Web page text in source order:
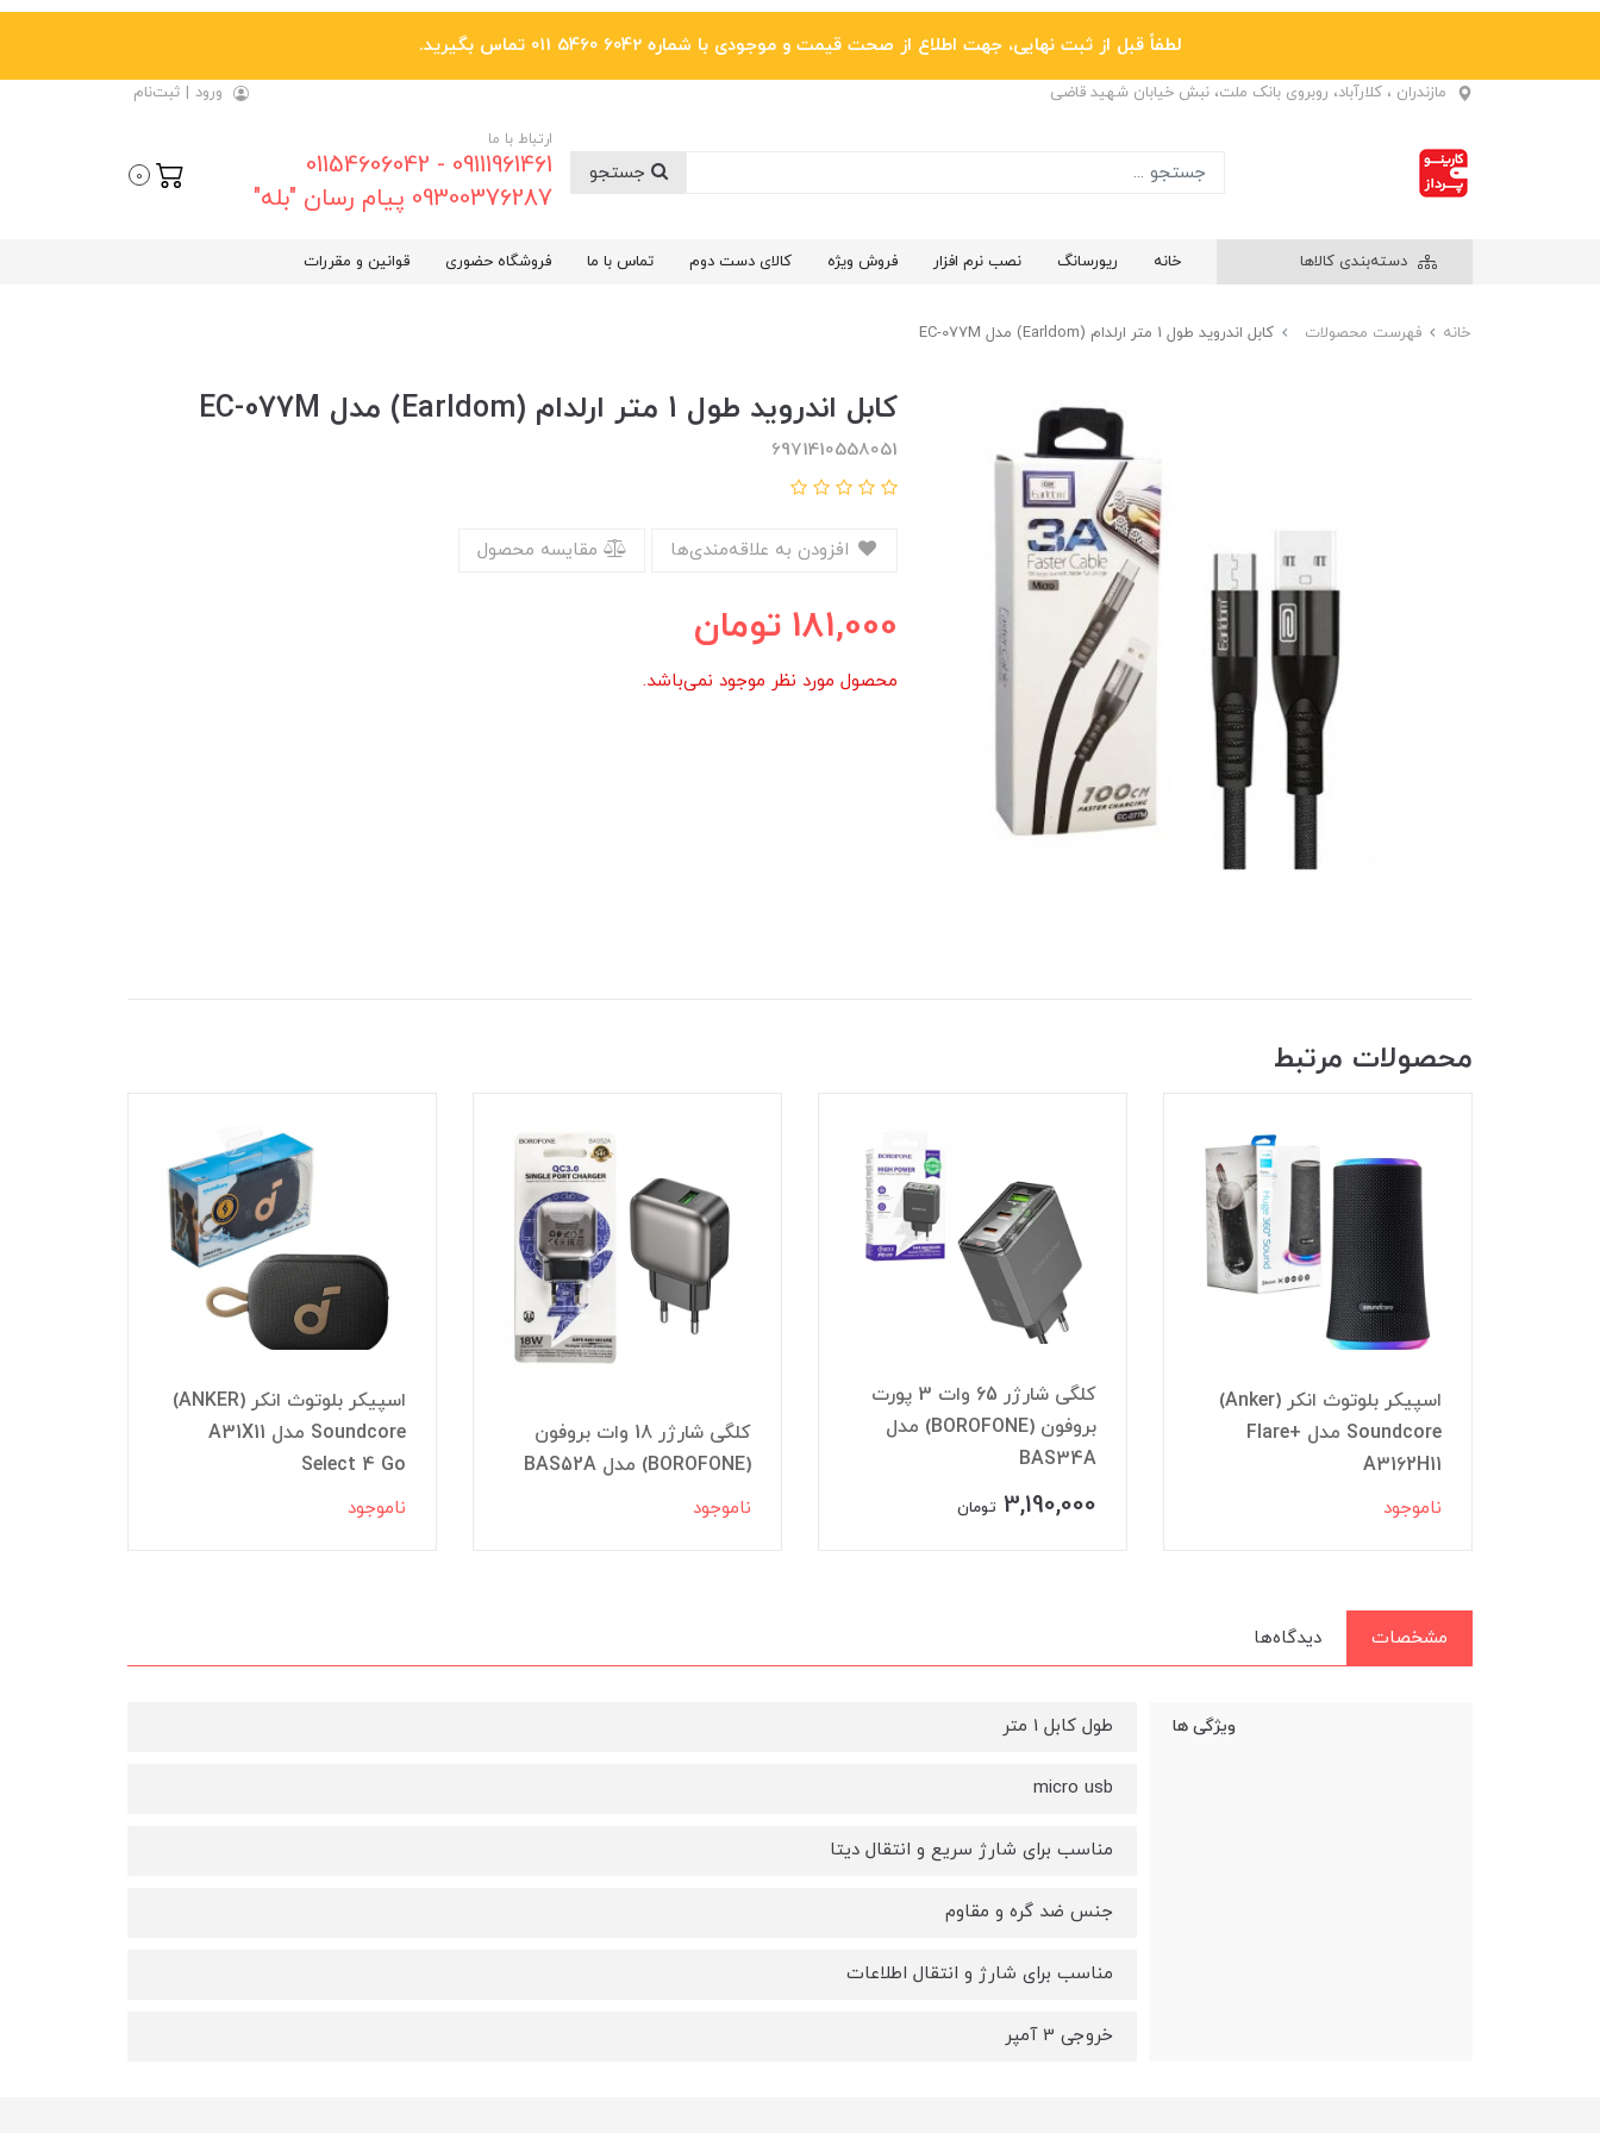
لطفاً قبل از ثبت نهایی، جهت اطلاع از صحت قیمت و موجودی با شماره 6042 5460 011 تماس بگیرید.
مازندران ، کلارآباد، روبروی بانک ملت، نبش خیابان شهید قاضی ورود | ثبت‌نام
ارتباط با ما
09111961461 - 01154606042
09300376287 پیام رسان "بله"
0
دسته‌بندی کالاها خانه ریورسانگ نصب نرم افزار فروش ویژه کالای دست دوم تماس با ما فروشگاه حضوری قوانین و مقررات
خانه فهرست محصولات کابل اندروید طول 1 متر ارلدام (Earldom) مدل EC-077M
کابل اندروید طول 1 متر ارلدام (Earldom) مدل EC-077M
6971410558051
مقایسه محصول
181,000 تومان
محصول مورد نظر موجود نمی‌باشد.
محصولات مرتبط
اسپیکر بلوتوث انکر (Anker)
Soundcore مدل Flare+
A3162H11
ناموجود
کلگی شارژر 65 وات 3 پورت
بروفون (BOROFONE) مدل
BAS34A
3,190,000 تومان
کلگی شارژر 18 وات بروفون
(BOROFONE) مدل BAS52A
ناموجود
اسپیکر بلوتوث انکر (ANKER)
Soundcore مدل A31X11
Select 4 Go
ناموجود
مشخصات دیدگاه‌ها
ویژگی ها طول کابل 1 متر
micro usb
مناسب برای شارژ سریع و انتقال دیتا
جنس ضد گره و مقاوم
مناسب برای شارژ و انتقال اطلاعات
خروجی 3 آمپر